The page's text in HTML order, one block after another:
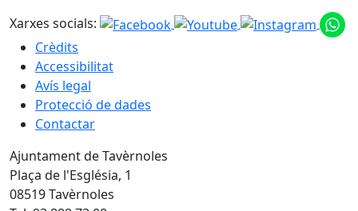
Xarxes socials:
Crèdits
Accessibilitat
Avís legal
Protecció de dades
Contactar
Ajuntament de Tavèrnoles
Plaça de l'Església, 1
08519 Tavèrnoles